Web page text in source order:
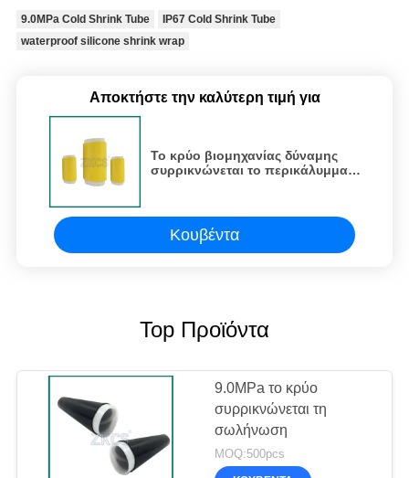
9.0MPa Cold Shrink Tube
IP67 Cold Shrink Tube
waterproof silicone shrink wrap
Αποκτήστε την καλύτερη τιμή για
Το κρύο βιομηχανίας δύναμης
συρρικνώνεται το περικάλυμμα
Κουβέντα
Top Προϊόντα
9.0MPa το κρύο
συρρικνώνεται τη
σωλήνωση
MOQ:500pcs